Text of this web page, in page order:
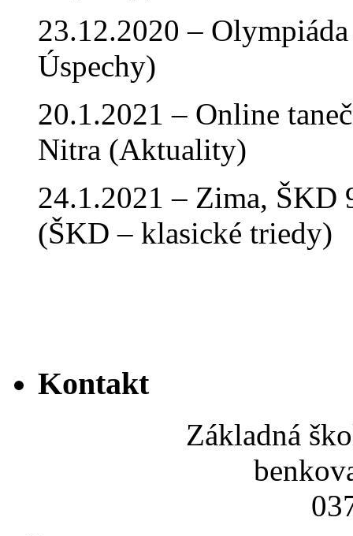
23.12.2020 –
Úspechy)
20.1.2021 – Online
Nitra (Aktuality)
24.1.2021 – Zima, ŠKD
(ŠKD – klasické triedy)
Kontakt
Základná